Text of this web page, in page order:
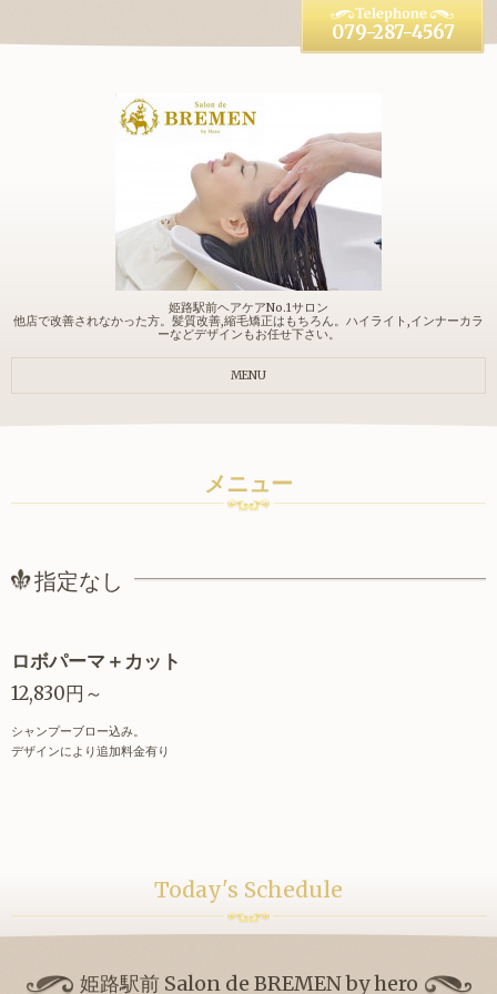
姫路駅前ヘアケアNo.1サロン
他店で改善されなかった方。髪質改善,縮毛矯正はもちろん。ハイライト,インナーカラ
ーなどデザインもお任せ下さい。
079-287-4567
MENU
メニュー
指定なし
ロボパーマ＋カット
12,830円～
シャンプーブロー込み。
デザインにより追加料金有り
Today's Schedule
姫路駅前 Salon de BREMEN by hero